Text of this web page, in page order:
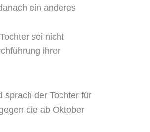
ein anderes
sei nicht
ihrer
sprach der Tochter für
die ab Oktober